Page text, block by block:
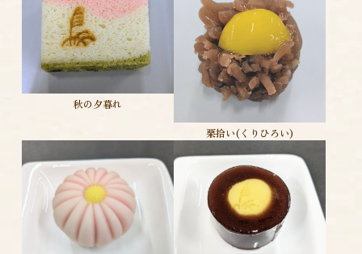
秋の夕暮れ
栗拾い(くりひろい)